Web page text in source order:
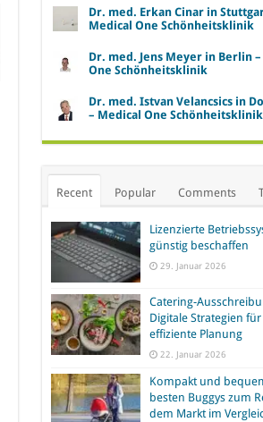
Dr. med. Erkan Cinar in
Medical One Schönheitsklinik
Dr. med. Jens Meyer in Berlin
One Schönheitsklinik
Dr. med. Istvan Velancsics in
– Medical One Schönheitsklinik
Recent Popular Comments
Lizenzierte
günstig beschaffen
29. Januar 2026
Catering-
Digitale Strategien für
effiziente Planung
22. Januar 2026
Kompakt und
besten Buggys zum
dem Markt im